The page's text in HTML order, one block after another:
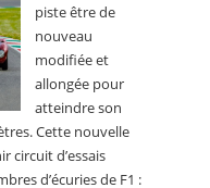
piste être de
nouveau
modifiée et
allongée pour
atteindre son
Cette nouvelle
circuit d’essais
d’écuries de F1 :